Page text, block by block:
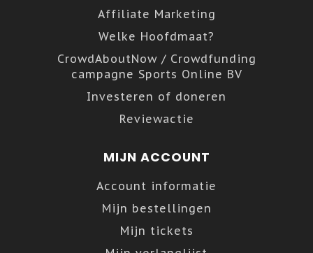
Affiliate Marketing
Welke Hoofdmaat?
CrowdAboutNow / Crowdfunding
campagne Sports Online BV
Investeren of doneren
Reviewactie
MIJN ACCOUNT
Account informatie
Mijn bestellingen
Mijn tickets